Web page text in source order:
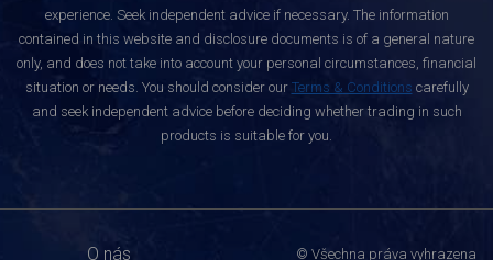
experience. Seek independent advice if necessary. The information
contained in this website and disclosure documents is of a general nature
only, and does not take into account your personal circumstances, financial
situation or needs. You should consider our Terms & Conditions carefully
and seek independent advice before deciding whether trading in such
products is suitable for you.
O nás © Všechna práva vyhrazena